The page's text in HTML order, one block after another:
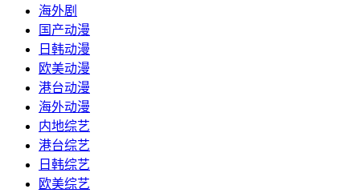
海外剧
国产动漫
日韩动漫
欧美动漫
港台动漫
海外动漫
内地综艺
港台综艺
日韩综艺
欧美综艺